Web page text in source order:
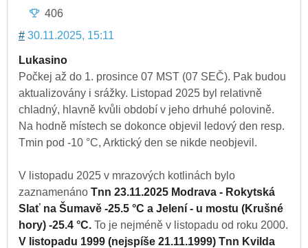
406
# 30.11.2025, 15:11
Lukasino
Počkej až do 1. prosince 07 MST (07 SEČ). Pak budou
aktualizovány i srážky. Listopad 2025 byl relativně
chladný, hlavně kvůli období v jeho drhuhé polovině.
Na hodně místech se dokonce objevil ledový den resp.
Tmin pod -10 °C, Arktický den se nikde neobjevil.
V listopadu 2025 v mrazových kotlinách bylo
zaznamenáno Tnn 23.11.2025 Modrava - Rokytská
Slať na Šumavě -25.5 °C a Jelení - u mostu (Krušné
hory) -25.4 °C. To je nejméně v listopadu od roku 2000.
V listopadu 1999 (nejspíše 21.11.1999) Tnn Kvilda